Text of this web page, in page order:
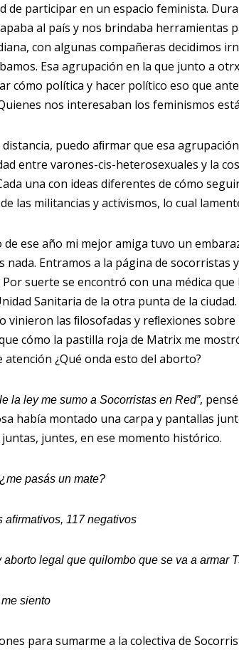
de participar en un espacio feminista.
al país y nos brindaba herramientas
con algunas compañeras decidimos
Esa agrupación en la que junto a
cómo política y hacer político eso que
nos interesaban los feminismos
distancia, puedo aﬁrmar que esa
entre varones-cis-heterosexuales y la
una con ideas diferentes de cómo
las militancias y activismos, lo cual
de ese año mi mejor amiga tuvo un
nada. Entramos a la página de socorristas
Por suerte se encontró con una médica
Sanitaria de la otra punta de la
vinieron las ﬁlosofadas y reﬂexiones
cómo la pastilla roja de Matrix me
atención ¿Qué onda esto del aborto?
la ley me sumo a Socorristas en Red”,
había montado una carpa y pantallas
juntes, en ese momento histórico.
pasás un mate?
aﬁrmativos, 117 negativos
aborto legal que quilombo que se va a armar
siento
para sumarme a la colectiva de